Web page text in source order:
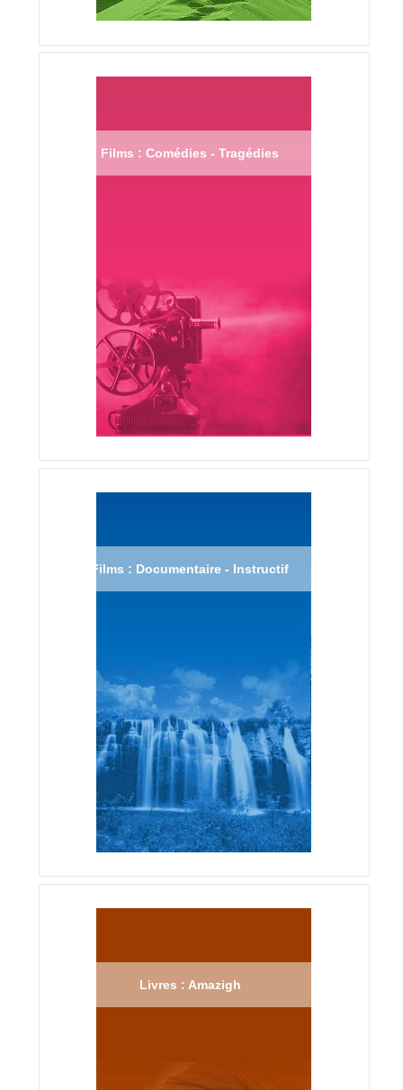
Films : Comédies - Tragédies
Films : Documentaire - Instructif
Livres : Amazigh